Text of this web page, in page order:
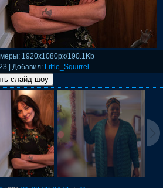
: 1920x1080px/190.1Kb
| Добавил: Little_Squirrel